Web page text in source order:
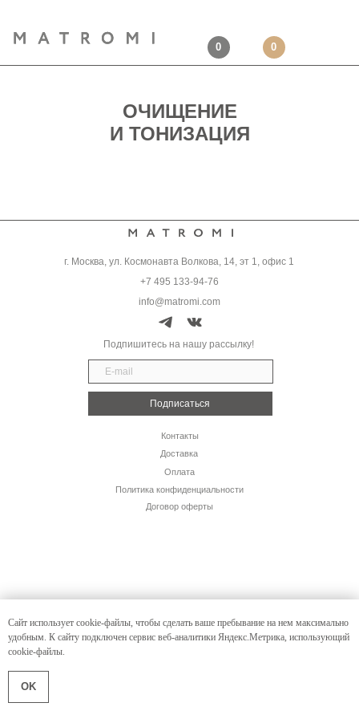
0
Сайт использует cookie-файлы, чтобы сделать ваше пребывание на нем максимально
удобным. К cайту подключен сервис веб-аналитики Яндекс.Метрика, использующий
cookie-файлы.
OK
ОЧИЩЕНИЕ
И ТОНИЗАЦИЯ
Подписаться
Подпишитесь на нашу рассылку!
Доставка
Политика конфиденциальности
Оплата
г. Москва, ул. Космонавта Волкова, 14, эт 1, офис 1
info@matromi.com
+7 495 133-94-76
Контакты
Договор оферты